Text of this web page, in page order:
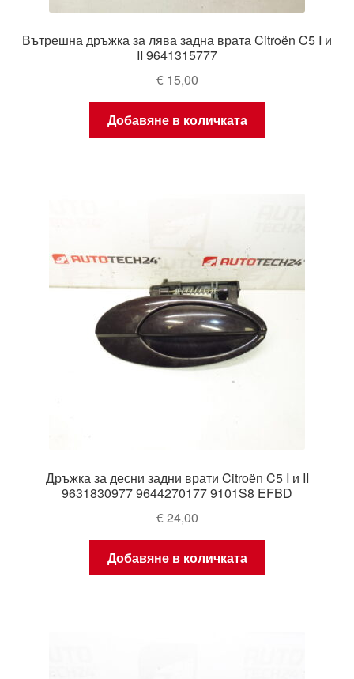
Вътрешна дръжка за лява задна врата Citroën C5 I и
II 9641315777
€15,00
Добавяне в количката
Дръжка за десни задни врати Citroën C5 I и II
9631830977 9644270177 9101S8 EFBD
€24,00
Добавяне в количката